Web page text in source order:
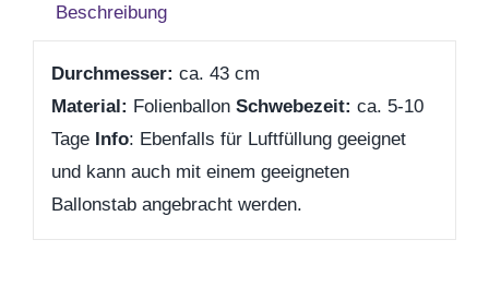
Beschreibung
Durchmesser: ca. 43 cm
Material: Folienballon Schwebezeit: ca. 5-10
Tage Info: Ebenfalls für Luftfüllung geeignet
und kann auch mit einem geeigneten
Ballonstab angebracht werden.